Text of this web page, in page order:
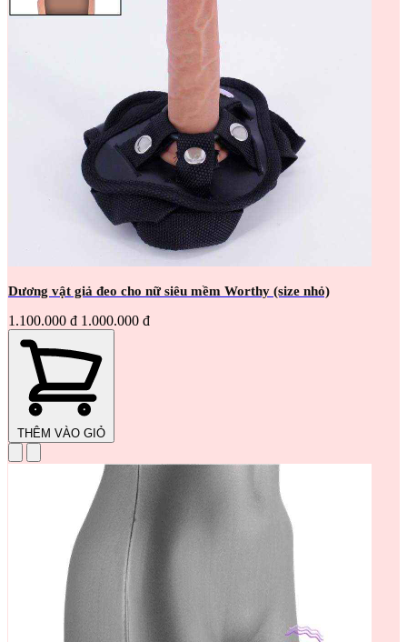
Dương vật giả đeo cho nữ siêu mềm Worthy (size nhỏ)
1.100.000 đ 1.000.000 đ
THÊM VÀO GIỎ